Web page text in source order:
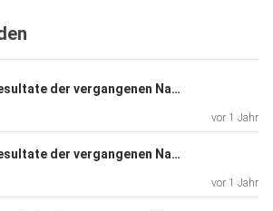
Die NHL Resultate der vergangenen Nacht (2025-06-29)
vor 1 Jahr
Die NHL Resultate der vergangenen Nacht (2025-06-28)
vor 1 Jahr